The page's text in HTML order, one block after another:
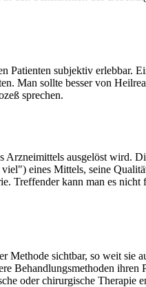
subjektiv erlebbar.
Man sollte besser von
sprechen.
ausgelöst wird.
eines Mittels, seine
Treffender kann man es nicht
sichtbar, so weit sie
Behandlungsmethoden
oder chirurgische Therapie